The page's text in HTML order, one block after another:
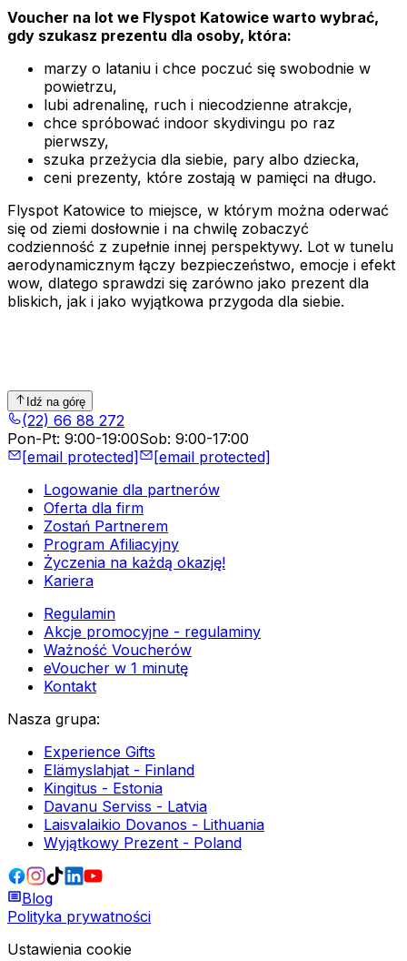
Voucher na lot we Flyspot Katowice warto wybrać,
gdy szukasz prezentu dla osoby, która:
marzy o lataniu i chce poczuć się swobodnie w
powietrzu,
lubi adrenalinę, ruch i niecodzienne atrakcje,
chce spróbować indoor skydivingu po raz
pierwszy,
szuka przeżycia dla siebie, pary albo dziecka,
ceni prezenty, które zostają w pamięci na długo.
Flyspot Katowice to miejsce, w którym można oderwać
się od ziemi dosłownie i na chwilę zobaczyć
codzienność z zupełnie innej perspektywy. Lot w tunelu
aerodynamicznym łączy bezpieczeństwo, emocje i efekt
wow, dlatego sprawdzi się zarówno jako prezent dla
bliskich, jak i jako wyjątkowa przygoda dla siebie.
Idź na górę
(22) 66 88 272
Pon-Pt: 9:00-19:00Sob: 9:00-17:00
[email protected]
[email protected]
Logowanie dla partnerów
Oferta dla firm
Zostań Partnerem
Program Afiliacyjny
Życzenia na każdą okazję!
Kariera
Regulamin
Akcje promocyjne - regulaminy
Ważność Voucherów
eVoucher w 1 minutę
Kontakt
Nasza grupa:
Experience Gifts
Elämyslahjat - Finland
Kingitus - Estonia
Davanu Serviss - Latvia
Laisvalaikio Dovanos - Lithuania
Wyjątkowy Prezent - Poland
Blog
Polityka prywatności
Ustawienia cookie